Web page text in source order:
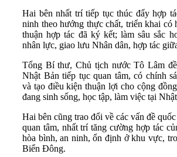
Hai bên nhất trí tiếp tục thúc đẩy hợp
ninh theo hướng thực chất, triển khai có
thuận hợp tác đã ký kết; làm sâu sắc
nhân lực, giao lưu Nhân dân, hợp tác
Tổng Bí thư, Chủ tịch nước Tô Lâm
Nhật Bản tiếp tục quan tâm, có chính
và tạo điều kiện thuận lợi cho cộng
đang sinh sống, học tập, làm việc tại
Hai bên cũng trao đổi về các vấn đề
quan tâm, nhất trí tăng cường hợp tác
hòa bình, an ninh, ổn định ở khu vực,
Biển Đông.